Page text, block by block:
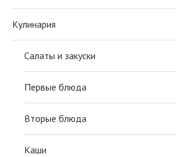
Кулинария
Салаты и закуски
Первые блюда
Вторые блюда
Каши